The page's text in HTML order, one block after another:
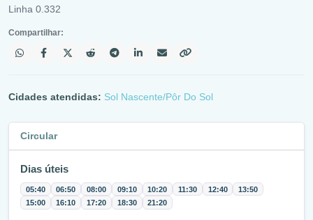
Linha 0.332
Compartilhar:
Cidades atendidas: Sol Nascente/Pôr Do Sol
Circular
Dias úteis
05:40 06:50 08:00 09:10 10:20 11:30 12:40
13:50
15:00
16:10 17:20 18:30 21:20